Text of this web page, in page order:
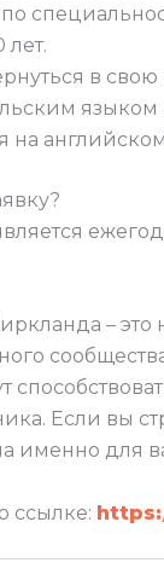
лет.
в
языком
на
– это
Если вы
именно для
ссылке: